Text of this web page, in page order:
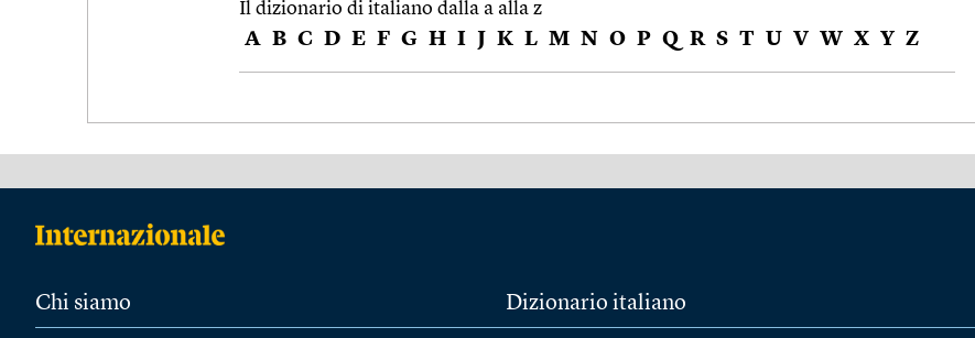
Il dizionario di italiano dalla a alla z
A B C D E F G H I J K L M N O P Q R S T U V W X Y Z
Chi siamo Dizionario italiano